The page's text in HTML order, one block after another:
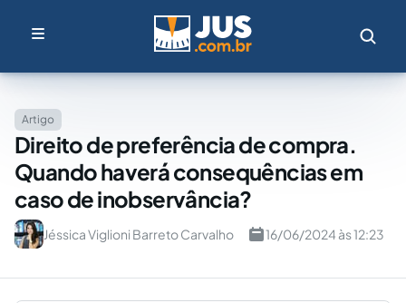
Artigo
Direito de preferência de compra.
Quando haverá consequências em
caso de inobservância?
Jéssica Viglioni Barreto Carvalho 16/06/2024 às 12:23